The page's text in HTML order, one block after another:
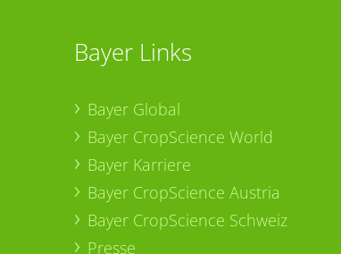
Bayer Links
Bayer Global
Bayer CropScience World
Bayer Karriere
Bayer CropScience Austria
Bayer CropScience Schweiz
Presse